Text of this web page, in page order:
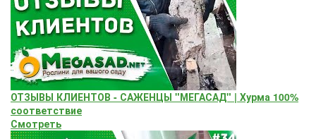
ОТЗЫВЫ КЛИЕНТОВ - САЖЕНЦЫ "МЕГАСАД" | Хурма 100%
соответствие
Смотреть